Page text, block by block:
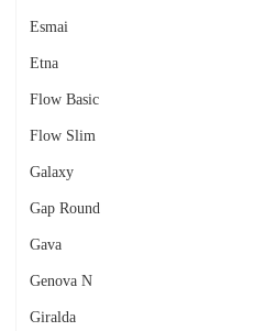
Esmai
Etna
Flow Basic
Flow Slim
Galaxy
Gap Round
Gava
Genova N
Giralda